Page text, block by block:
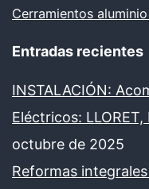
Cerramientos
Entradas recientes
INSTALACIÓN:
Eléctricos: LLORET,
octubre de 2025
Reformas